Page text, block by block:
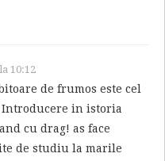
10:12
de frumos este cel
Introducere in istoria
cu drag! as face
de studiu la marile